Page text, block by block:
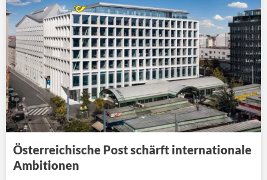
Österreichische Post schärft internationale
Ambitionen